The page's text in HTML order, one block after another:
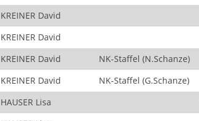
KREINER David
KREINER David
KREINER David
NK-Staffel (N.Schanze)
KREINER David
NK-Staffel (G.Schanze)
HAUSER Lisa